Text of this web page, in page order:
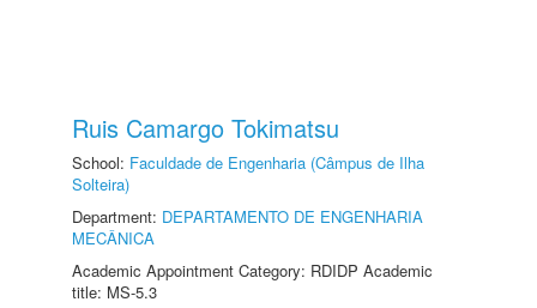
Ruis Camargo Tokimatsu
School: Faculdade de Engenharia (Câmpus de Ilha
Solteira)
Department: DEPARTAMENTO DE ENGENHARIA
MECÂNICA
Academic Appointment Category: RDIDP Academic
title: MS-5.3